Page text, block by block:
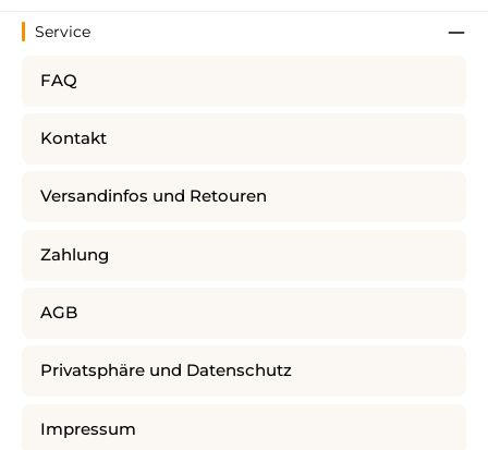
Service
FAQ
Kontakt
Versandinfos und Retouren
Zahlung
AGB
Privatsphäre und Datenschutz
Impressum